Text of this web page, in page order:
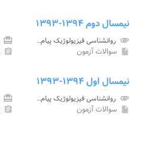
نیمسال دوم ۱۳۹۴-۱۳۹۳
attachment روانشناسی فیزیولوژیک پیام نور card_giftcard
insert_drive_file سوالات آزمون assignment
نیمسال اول ۱۳۹۴-۱۳۹۳
attachment روانشناسی فیزیولوژیک پیام نور card_giftcard
insert_drive_file سوالات آزمون assignment